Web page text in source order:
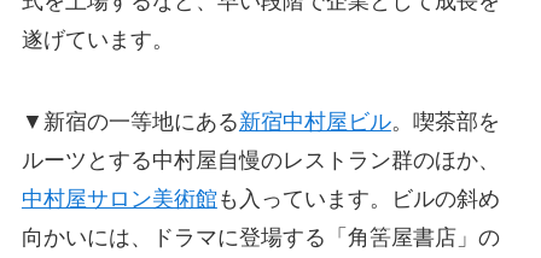
遂げています。
▼新宿の一等地にある新宿中村屋ビル。喫茶部を
ルーツとする中村屋自慢のレストラン群のほか、
中村屋サロン美術館も入っています。ビルの斜め
向かいには、ドラマに登場する「角筈屋書店」の